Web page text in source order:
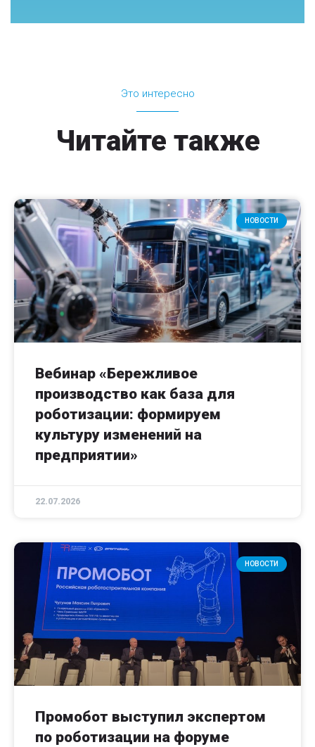
Это интересно
Читайте также
НОВОСТИ
Вебинар «Бережливое
производство как база для
роботизации: формируем
культуру изменений на
предприятии»
22.07.2026
НОВОСТИ
Промобот выступил экспертом
по роботизации на форуме